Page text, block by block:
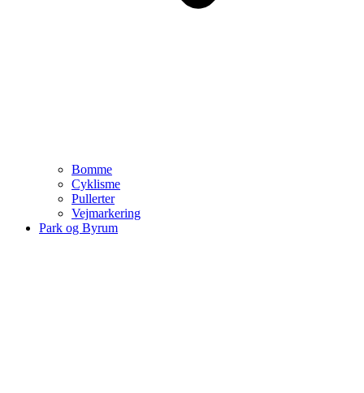
Bomme
Cyklisme
Pullerter
Vejmarkering
Park og Byrum